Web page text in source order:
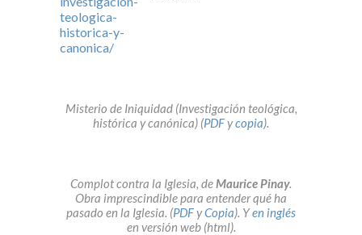
Misterio de Iniquidad (Investigación teológica,
histórica y canónica) (PDFycopia).
Complot contra la Iglesia, deMaurice Pinay.
Obra imprescindible para entender qué ha
pasado en la Iglesia. (PDFyCopia). Yen inglés
en versión web (html).